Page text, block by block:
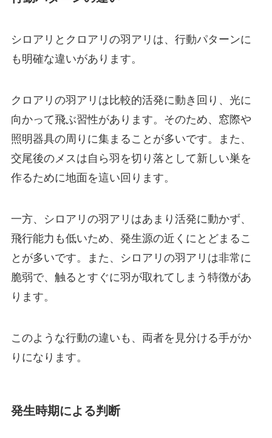
シロアリとクロアリの羽アリは、行動パターンに
も明確な違いがあります。
クロアリの羽アリは比較的活発に動き回り、光に
向かって飛ぶ習性があります。そのため、窓際や
照明器具の周りに集まることが多いです。また、
交尾後のメスは自ら羽を切り落として新しい巣を
作るために地面を這い回ります。
一方、シロアリの羽アリはあまり活発に動かず、
飛行能力も低いため、発生源の近くにとどまるこ
とが多いです。また、シロアリの羽アリは非常に
脆弱で、触るとすぐに羽が取れてしまう特徴があ
ります。
このような行動の違いも、両者を見分ける手がか
りになります。
発生時期による判断